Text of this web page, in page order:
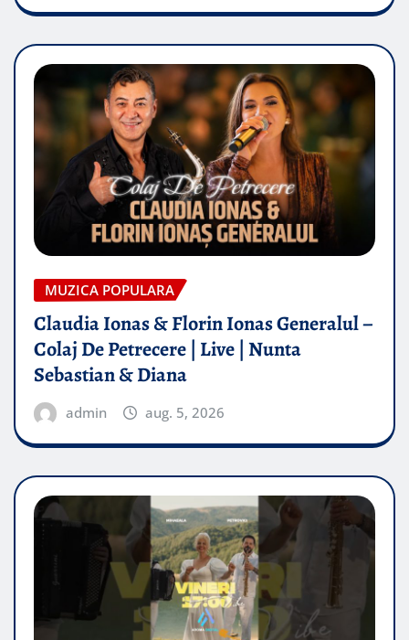
MUZICA POPULARA
Claudia Ionas & Florin Ionas Generalul –
Colaj De Petrecere | Live | Nunta
Sebastian & Diana
admin aug. 5, 2026